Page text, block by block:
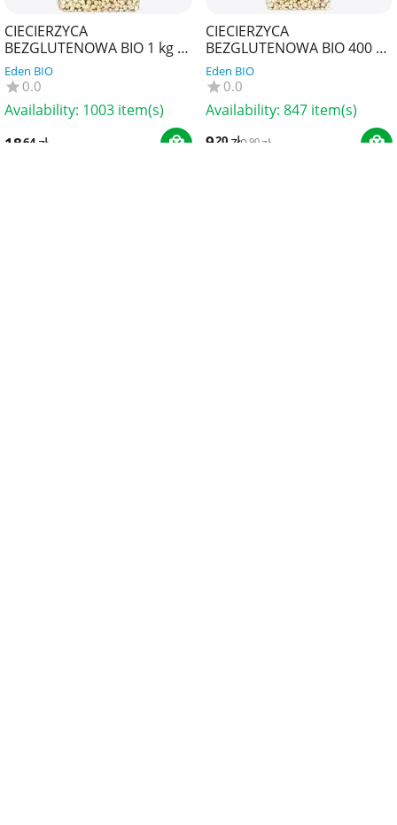
CIECIERZYCA
BEZGLUTENOWA BIO 1 kg -
BIO PLANET
Eden BIO
0.0
Availability: 1003 item(s)
1864 zł
CIECIERZYCA
BEZGLUTENOWA BIO 400 g -
BIO PLANET
Eden BIO
0.0
Availability: 847 item(s)
920 zł990 zł